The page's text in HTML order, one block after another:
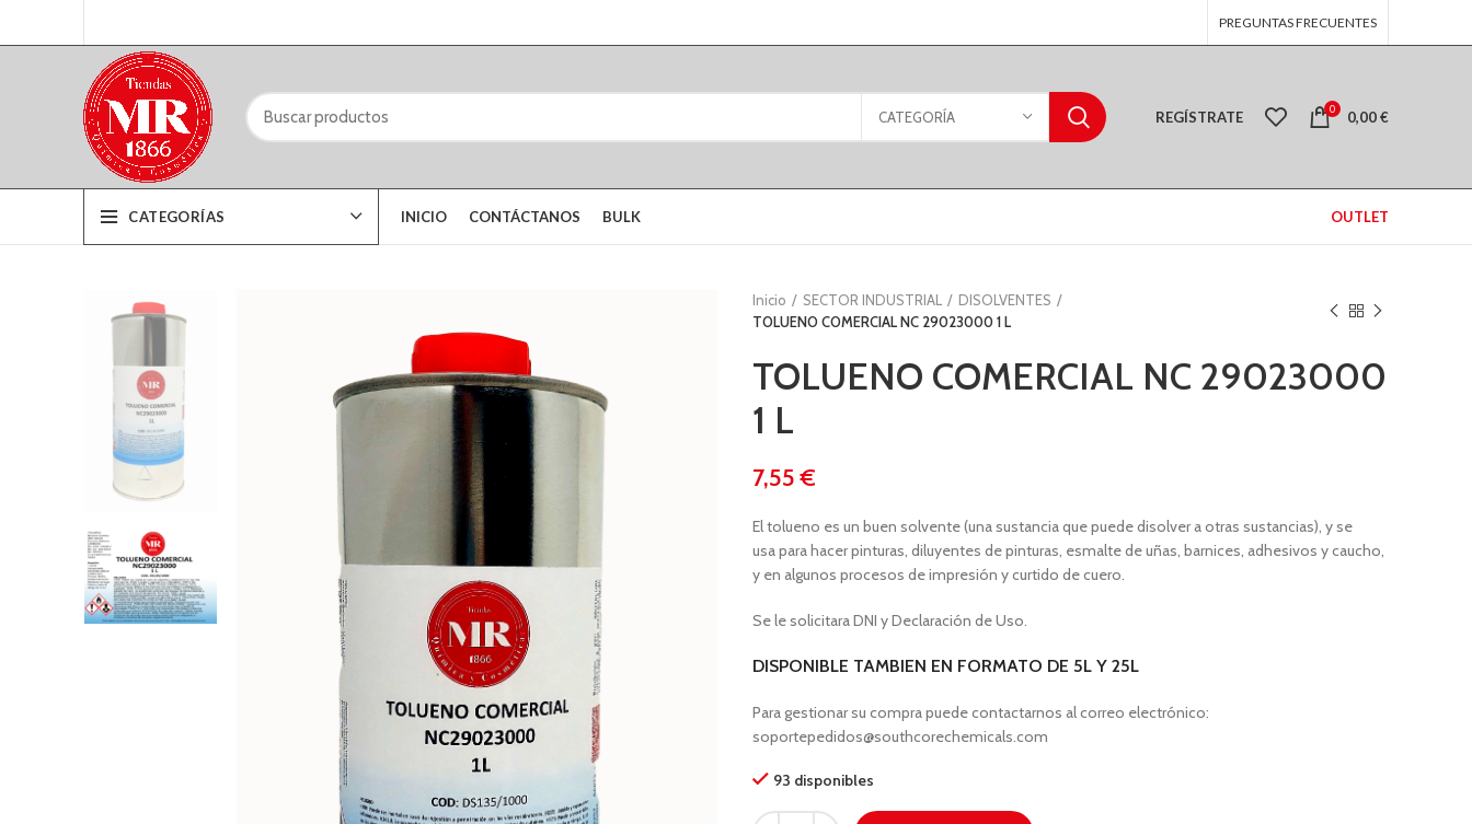
PREGUNTAS FRECUENTES
CATEGORÍA REGÍSTRATE 0 0,00€
CATEGORÍAS INICIO CONTÁCTANOS BULK OUTLET
Inicio SECTOR INDUSTRIAL
DISOLVENTES
TOLUENO COMERCIAL NC 29023000 1 L
TOLUENO COMERCIAL NC 29023000
1 L
€
El tolueno es un buen solvente (una sustancia que puede disolver a otras sustancias), y se
usa para hacer pinturas, diluyentes de pinturas, esmalte de uñas, barnices, adhesivos y caucho,
y en algunos procesos de impresión y curtido de cuero.
Se le solicitara DNI y Declaración de Uso.
DISPONIBLE TAMBIEN EN FORMATO DE 5L Y 25L
Para gestionar su compra puede contactarnos al correo electrónico:
soportepedidos@southcorechemicals.com
93 disponibles